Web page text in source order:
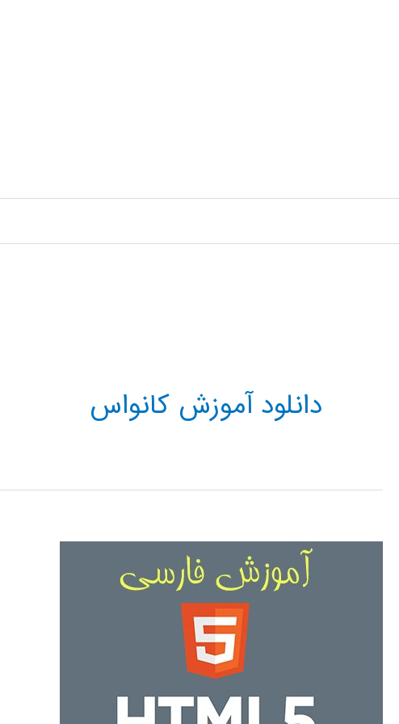
دانلود آموزش کانواس